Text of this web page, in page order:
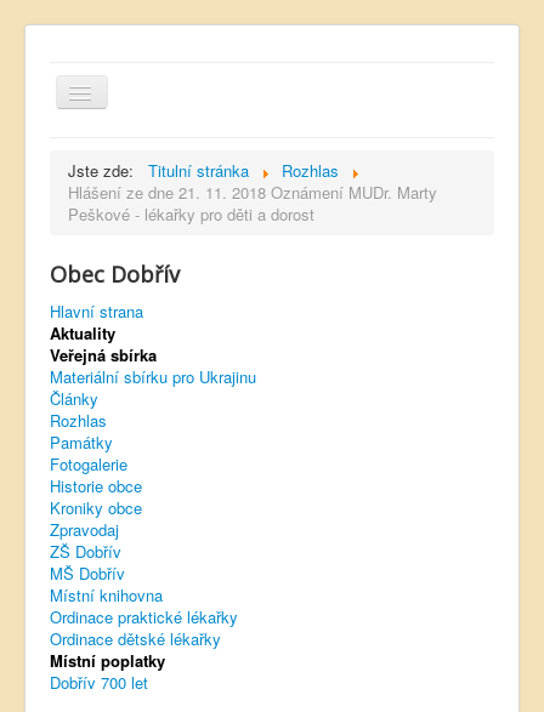
Kontakt
Úřední deska
Dobřívský zpravodaj
Rozhlas
Sokol Dobřív
Ubytování
Obec Pavlovsko
Virtuální prohlídka
Jste zde: Titulní stránka
Rozhlas
Hlášení ze dne 21. 11. 2018 Oznámení MUDr. Marty
Peškové - lékařky pro děti a dorost
Obec Dobřív
Hlavní strana
Aktuality
Veřejná sbírka
Materiální sbírku pro Ukrajinu
Články
Rozhlas
Památky
Fotogalerie
Historie obce
Kroniky obce
Zpravodaj
ZŠ Dobřív
MŠ Dobřív
Místní knihovna
Ordinace praktické lékařky
Ordinace dětské lékařky
Místní poplatky
Dobřív 700 let